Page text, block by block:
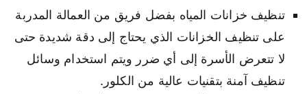
تنظيف خزانات المياه بفضل فريق من العمالة المدربة
على تنظيف الخزانات الذي يحتاج إلى دقة شديدة حتى
لا تتعرض الأسرة إلى أي ضرر ويتم استخدام وسائل
تنظيف آمنة بتقنيات عالية من الكلور.